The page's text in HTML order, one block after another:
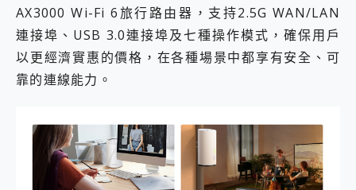
AX3000 Wi-Fi 6旅行路由器，支持2.5G WAN/LAN
連接埠、USB 3.0連接埠及七種操作模式，確保用戶
以更經濟實惠的價格，在各種場景中都享有安全、可
靠的連線能力。